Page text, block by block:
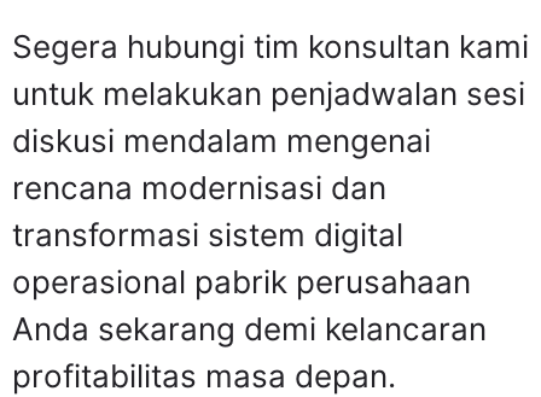
Segera hubungi tim konsultan kami
untuk melakukan penjadwalan sesi
diskusi mendalam mengenai
rencana modernisasi dan
transformasi sistem digital
operasional pabrik perusahaan
Anda sekarang demi kelancaran
profitabilitas masa depan.